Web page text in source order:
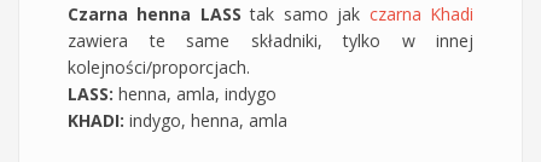
Czarna henna LASS tak samo jak czarna Khadi
zawiera te same składniki, tylko w innej
kolejności/proporcjach.
LASS: henna, amla, indygo
KHADI: indygo, henna, amla